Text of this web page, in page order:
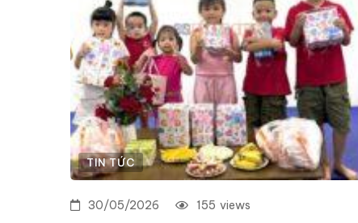
TIN TỨC
30/05/2026 views
155